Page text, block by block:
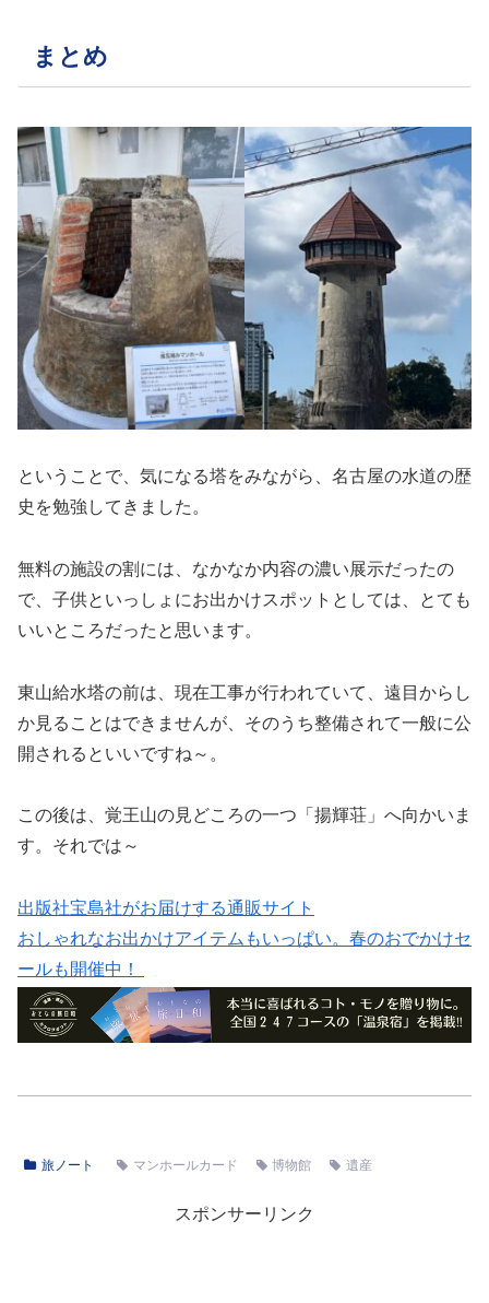
まとめ
ということで、気になる塔をみながら、名古屋の水道の歴
史を勉強してきました。
無料の施設の割には、なかなか内容の濃い展示だったの
で、子供といっしょにお出かけスポットとしては、とても
いいところだったと思います。
東山給水塔の前は、現在工事が行われていて、遠目からし
か見ることはできませんが、そのうち整備されて一般に公
開されるといいですね～。
この後は、覚王山の見どころの一つ「揚輝荘」へ向かいま
す。それでは～
出版社宝島社がお届けする通販サイト
おしゃれなお出かけアイテムもいっぱい。春のおでかけセ
ールも開催中！
旅ノート マンホールカード 博物館 遺産
スポンサーリンク